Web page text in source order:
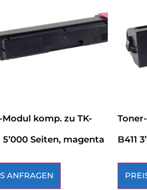
Modul komp. zu TK-
5’000 Seiten, magenta
ANFRAGEN
B411